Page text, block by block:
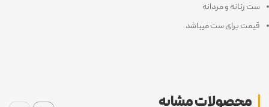
ست زنانه و مردانه
قیمت برای ست میباشد
محصولات مشابه